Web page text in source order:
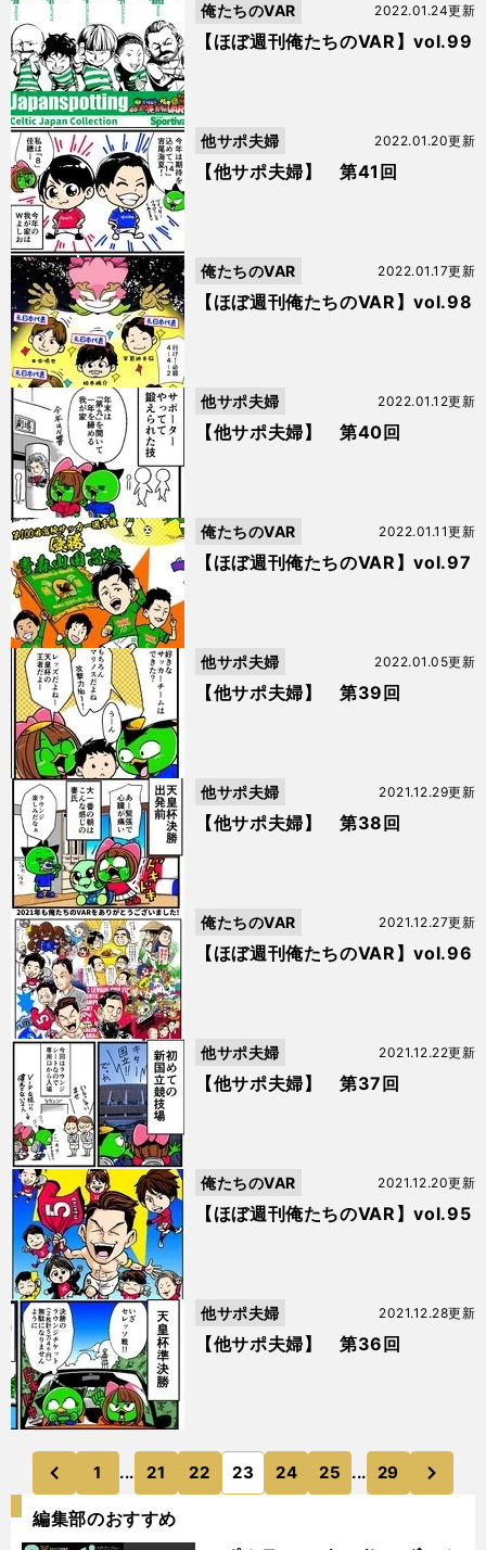
【ほぼ週刊俺たちのVAR】vol.99
2022.01.24更新
俺たちのVAR
【他サポ夫婦】 第41回
2022.01.20更新
他サポ夫婦
【ほぼ週刊俺たちのVAR】vol.98
2022.01.17更新
俺たちのVAR
【他サポ夫婦】 第40回
2022.01.12更新
他サポ夫婦
【ほぼ週刊俺たちのVAR】vol.97
2022.01.11更新
俺たちのVAR
【他サポ夫婦】 第39回
2022.01.05更新
他サポ夫婦
【他サポ夫婦】 第38回
2021.12.29更新
他サポ夫婦
【ほぼ週刊俺たちのVAR】vol.96
2021.12.27更新
俺たちのVAR
【他サポ夫婦】 第37回
2021.12.22更新
他サポ夫婦
【ほぼ週刊俺たちのVAR】vol.95
2021.12.20更新
俺たちのVAR
【他サポ夫婦】 第36回
2021.12.28更新
他サポ夫婦
前
1 ... 21 22 23 24 25 ... 29
のページへ
編集部のおすすめ